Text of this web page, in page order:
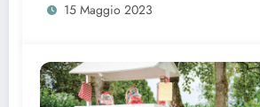
15 Maggio 2023